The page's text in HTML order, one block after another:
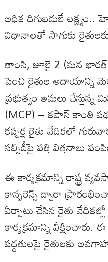
అధిక దిగుబడులే
విధానాలతో సాగుకు
తాంసి, జూలై 2 (మన
పెంచి రైతుల ఆదాయాన్ని
ప్రభుత్వం అమలు
(MCP) – కపాస్ కాంతి
కప్పర్ల రైతు వేదికలో
సబ్సిడీపై పత్తి విత్తనాలు
ఈ కార్యక్రమాన్ని రాష్ట్ర
కాన్ఫరెన్స్ ద్వారా
ఏర్పాటు చేసిన రైతు వేదికల్లో
కార్యక్రమాన్ని వీక్షించారు.
పద్ధతులపై రైతులకు